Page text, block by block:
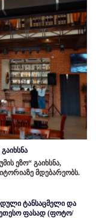
ეზო“ გაიხსნა,
მდებარეობს.
ტანსაცმელი და
ფასად (ფოტო/